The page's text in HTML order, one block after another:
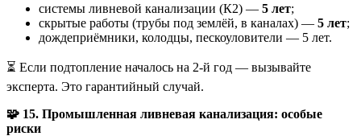
системы ливневой канализации (К2) — 5 лет;
скрытые работы (трубы под землёй, в каналах) — 5 лет;
дождеприёмники, колодцы, пескоуловители — 5 лет.
⏳ Если подтопление началось на 2-й год — вызывайте
эксперта. Это гарантийный случай.
🧩 15. Промышленная ливневая канализация: особые
риски